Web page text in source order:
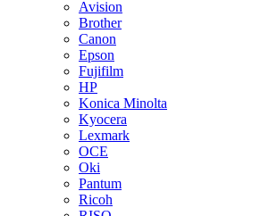
Avision
Brother
Canon
Epson
Fujifilm
HP
Konica Minolta
Kyocera
Lexmark
OCE
Oki
Pantum
Ricoh